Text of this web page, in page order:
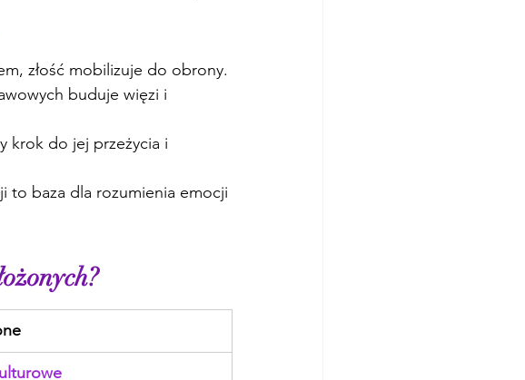
złość mobilizuje do obrony.
buduje więzi i
krok do jej przeżycia i
to baza dla rozumienia emocji